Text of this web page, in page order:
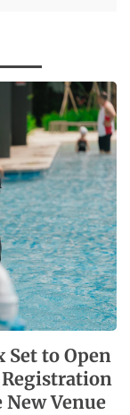
to Open
Registration
Venue